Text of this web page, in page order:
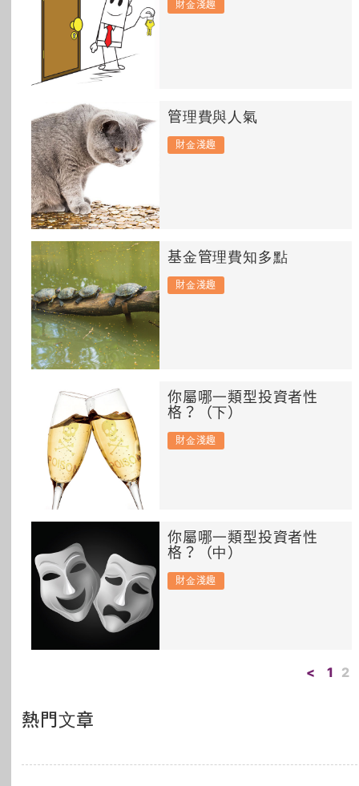
財金淺趣
管理費與人氣
財金淺趣
基金管理費知多點
財金淺趣
你屬哪一類型投資者性
格？（下）
財金淺趣
你屬哪一類型投資者性
格？（中）
財金淺趣
< 1 2
熱門文章